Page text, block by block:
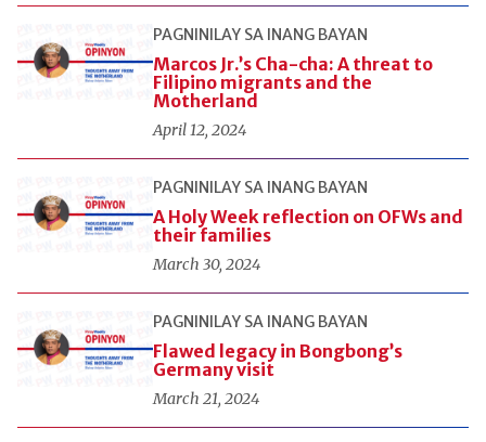
PAGNINILAY SA INANG BAYAN
Marcos Jr.’s Cha-cha: A threat to
Filipino migrants and the
Motherland
April 12, 2024
PAGNINILAY SA INANG BAYAN
A Holy Week reflection on OFWs and
their families
March 30, 2024
PAGNINILAY SA INANG BAYAN
Flawed legacy in Bongbong’s
Germany visit
March 21, 2024